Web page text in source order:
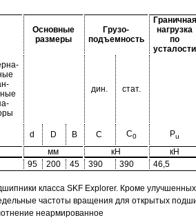
Основные
размеры
Грузо-
подъемность
Граничная
нагрузка
по
усталости
дин. стат.
d D B C C0 Pu
мм кН кН
95 200 45 390 390 46,5
класса SKF Explorer. Кроме
частоты вращения для открытых
неармированное